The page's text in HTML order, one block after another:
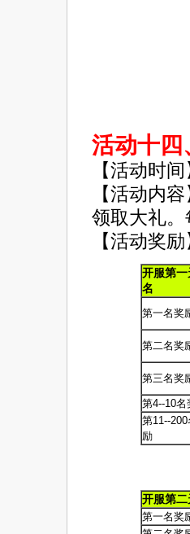
活动十四
【活动时
【活动内
领取大礼
【活动奖
开服第一
名
第一名奖
第二名奖
第三名奖
第4--10名
第11--
励
开服第
第一名奖